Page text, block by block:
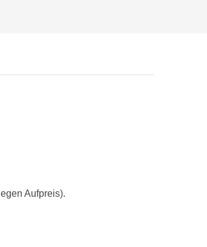
Aufpreis).